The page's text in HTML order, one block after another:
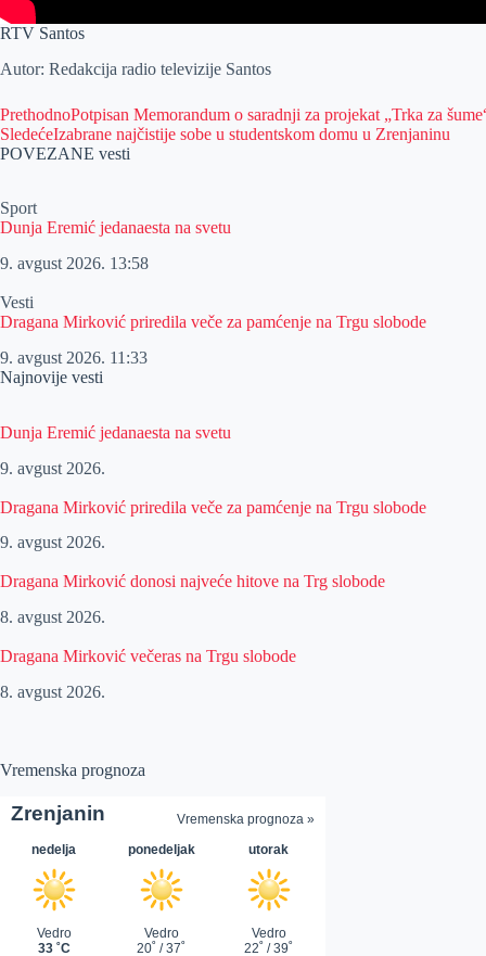
RTV Santos
Autor: Redakcija radio televizije Santos
PrethodnoPotpisan Memorandum o saradnji za projekat „Trka za
SledećeIzabrane najčistije sobe u studentskom domu u Zrenjaninu
POVEZANE vesti
Sport
Dunja Eremić jedanaesta na svetu
9. avgust 2026. 13:58
Vesti
Dragana Mirković priredila veče za pamćenje na Trgu slobode
9. avgust 2026. 11:33
Najnovije vesti
Dunja Eremić jedanaesta na svetu
9. avgust 2026.
Dragana Mirković priredila veče za pamćenje na Trgu slobode
9. avgust 2026.
Dragana Mirković donosi najveće hitove na Trg slobode
8. avgust 2026.
Dragana Mirković večeras na Trgu slobode
8. avgust 2026.
Vremenska prognoza